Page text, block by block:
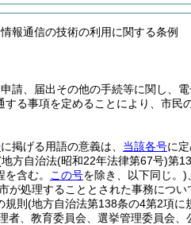
報通信の技術の利用に関する条例
請、届出その他の手続等に関し、
する事項を定めることにより、市
に掲げる用語の意義は、 当該各号に
方自治法(昭和22年法律第67号)第
含む。
この号を除き、以下同じ。)
が処理することとされた事務につ
規則 (地方自治法第138条の4第2項に
、教育委員会、選挙管理委員会、